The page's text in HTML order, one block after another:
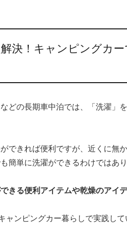
決！キャンピングカ
どの長期車中泊では、「洗濯」
できれば便利ですが、近くに無
簡単に洗濯ができるわけではあり
きる便利アイテムや乾燥のアイ
ャンピングカー暮らしで実践し